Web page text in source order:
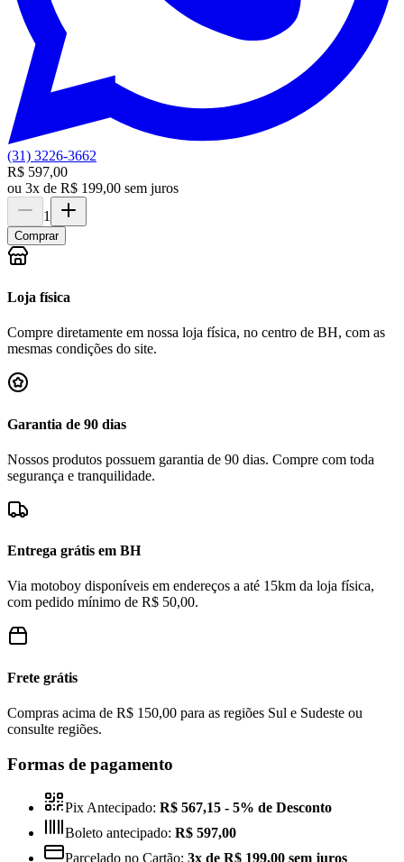
(31) 3226-3662
R$ 597,00
ou 3x de R$ 199,00 sem juros
1
Comprar
Loja física
Compre diretamente em nossa loja física, no centro de BH, com as
mesmas condições do site.
Garantia de 90 dias
Nossos produtos possuem garantia de 90 dias. Compre com toda
segurança e tranquilidade.
Entrega grátis em BH
Via motoboy disponíveis em endereços a até 15km da loja física,
com pedido mínimo de R$ 50,00.
Frete grátis
Compras acima de R$ 150,00 para as regiões Sul e Sudeste ou
consulte regiões.
Formas de pagamento
Pix Antecipado: R$ 567,15 - 5% de Desconto
Boleto antecipado: R$ 597,00
Parcelado no Cartão: 3x de R$ 199,00 sem juros